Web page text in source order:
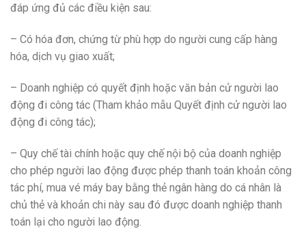
đáp ứng đủ các điều kiện sau:
– Có hóa đơn, chứng từ phù hợp do người cung cấp hàng
hóa, dịch vụ giao xuất;
– Doanh nghiệp có quyết định hoặc văn bản cử người lao
động đi công tác (Tham khảo mẫu Quyết định cử người lao
động đi công tác);
– Quy chế tài chính hoặc quy chế nội bộ của doanh nghiệp
cho phép người lao động được phép thanh toán khoản công
tác phí, mua vé máy bay bằng thẻ ngân hàng do cá nhân là
chủ thẻ và khoản chi này sau đó được doanh nghiệp thanh
toán lại cho người lao động.